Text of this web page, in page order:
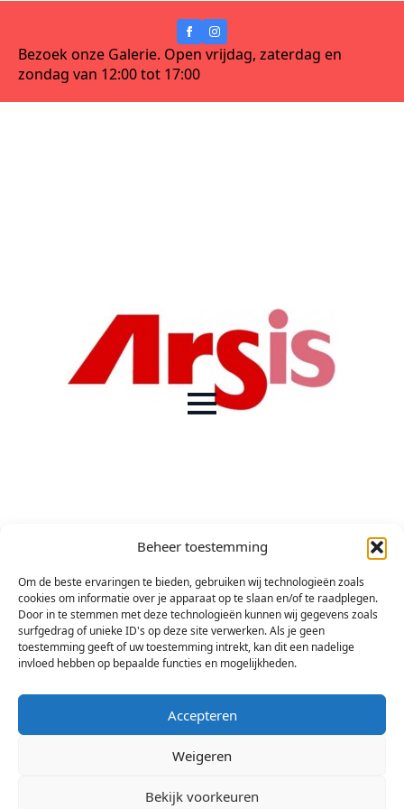
Beheer toestemming
Om de beste ervaringen te bieden, gebruiken wij technologieën zoals
cookies om informatie over je apparaat op te slaan en/of te raadplegen.
Door in te stemmen met deze technologieën kunnen wij gegevens zoals
surfgedrag of unieke ID's op deze site verwerken. Als je geen
toestemming geeft of uw toestemming intrekt, kan dit een nadelige
invloed hebben op bepaalde functies en mogelijkheden.
Accepteren
Weigeren
Bekijk voorkeuren
Bezoek onze Galerie. Open vrijdag, zaterdag en
zondag van 12:00 tot 17:00